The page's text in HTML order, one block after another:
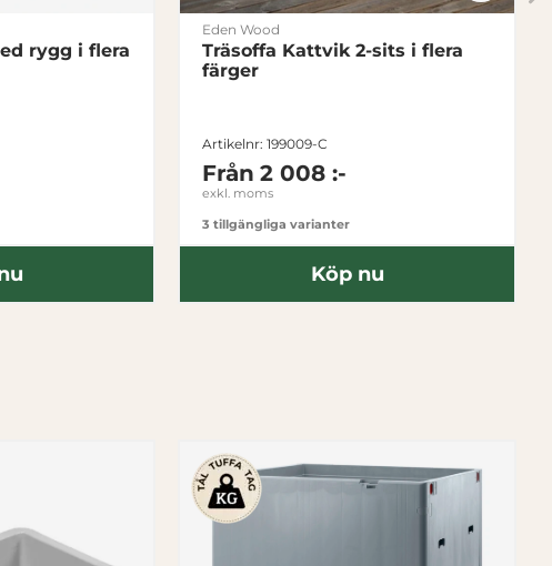
rygg i flera
Eden Wood
Träsoffa Kattvik 2-sits i flera
färger
Artikelnr: 199009-C
Från 2 008 :-
exkl. moms
3 tillgängliga varianter
Köp nu